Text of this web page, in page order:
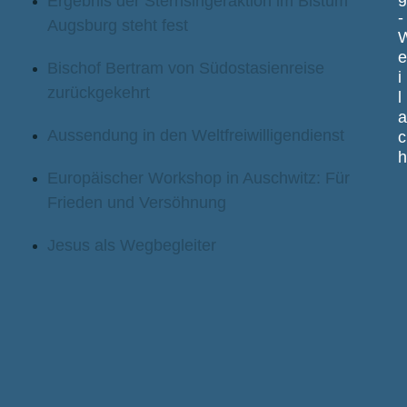
Augsburg steht fest
Bischof Bertram von Südostasienreise
zurückgekehrt
Aussendung in den Weltfreiwilligendienst
Europäischer Workshop in Auschwitz: Für
Frieden und Versöhnung
Jesus als Wegbegleiter
-
e
i
a
c
h